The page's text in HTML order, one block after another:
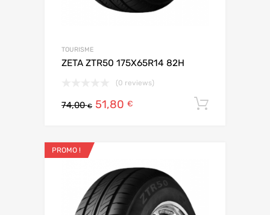
TOURISME
ZETA ZTR50 175X65R14 82H
(0 reviews)
74,00€ 51,80 €
PROMO !